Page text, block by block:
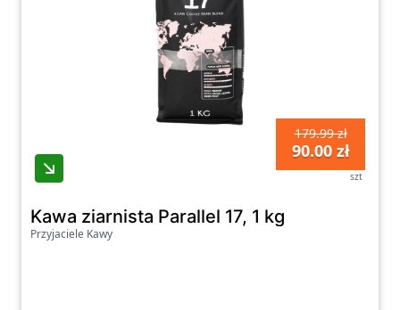
179.99 zł
90.00 zł
szt
Kawa ziarnista Parallel 17, 1 kg
Przyjaciele Kawy